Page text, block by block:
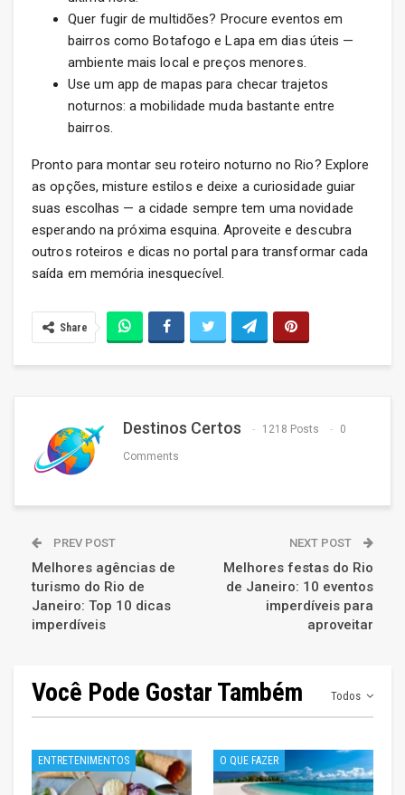
Quer fugir de multidões? Procure eventos em
bairros como Botafogo e Lapa em dias úteis —
ambiente mais local e preços menores.
Use um app de mapas para checar trajetos
noturnos: a mobilidade muda bastante entre
bairros.
Pronto para montar seu roteiro noturno no Rio? Explore
as opções, misture estilos e deixe a curiosidade guiar
suas escolhas — a cidade sempre tem uma novidade
esperando na próxima esquina. Aproveite e descubra
outros roteiros e dicas no portal para transformar cada
saída em memória inesquecível.
Share
Destinos Certos 1218 Posts 0
Comments
PREV POST
Melhores agências de
turismo do Rio de
Janeiro: Top 10 dicas
imperdíveis
NEXT POST
Melhores festas do Rio
de Janeiro: 10 eventos
imperdíveis para
aproveitar
Todos
Você Pode Gostar Também
ENTRETENIMENTOS O QUE FAZER